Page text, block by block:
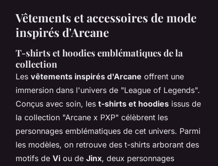
Vêtements et accessoires de mode
inspirés d'Arcane
T-shirts et hoodies emblématiques de la
collection
Les vêtements inspirés d'Arcane offrent une
immersion dans l'univers de "League of Legends".
Conçus avec soin, les t-shirts et hoodies issus de
la collection "Arcane x PXP" célèbrent les
personnages emblématiques de cet univers. Parmi
les modèles, on retrouve des t-shirts arborant des
motifs de Vi ou de Jinx, deux personnages